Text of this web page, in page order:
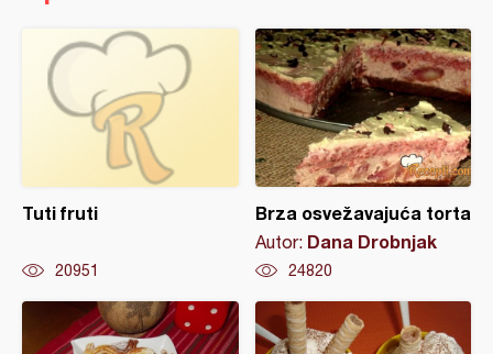
Tuti fruti
20951
Brza osvežavajuća torta
Autor: Dana Drobnjak
24820